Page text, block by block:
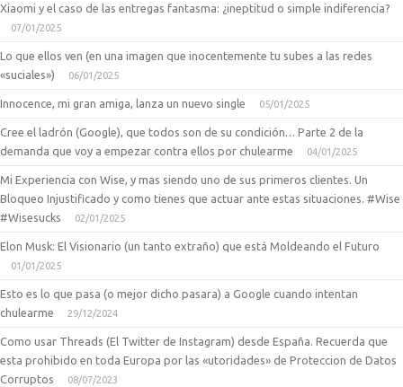
Xiaomi y el caso de las entregas fantasma: ¿ineptitud o simple indiferencia?
07/01/2025
Lo que ellos ven (en una imagen que inocentemente tu subes a las redes
«suciales»)
06/01/2025
Innocence, mi gran amiga, lanza un nuevo single 05/01/2025
Cree el ladrón (Google), que todos son de su condición… Parte 2 de la
demanda que voy a empezar contra ellos por chulearme
04/01/2025
Mi Experiencia con Wise, y mas siendo uno de sus primeros clientes. Un
Bloqueo Injustificado y como tienes que actuar ante estas situaciones. #Wise
#Wisesucks
02/01/2025
Elon Musk: El Visionario (un tanto extraño) que está Moldeando el Futuro
01/01/2025
Esto es lo que pasa (o mejor dicho pasara) a Google cuando intentan
chulearme
29/12/2024
Como usar Threads (El Twitter de Instagram) desde España. Recuerda que
esta prohibido en toda Europa por las «utoridades» de Proteccion de Datos
Corruptos
08/07/2023